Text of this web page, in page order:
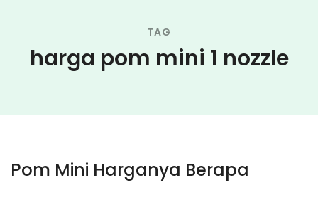
TAG
harga pom mini 1 nozzle
Pom Mini Harganya Berapa